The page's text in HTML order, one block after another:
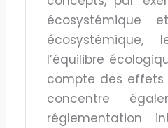
écosystémique
l’équilibre
compte des effets
concentre
réglementation